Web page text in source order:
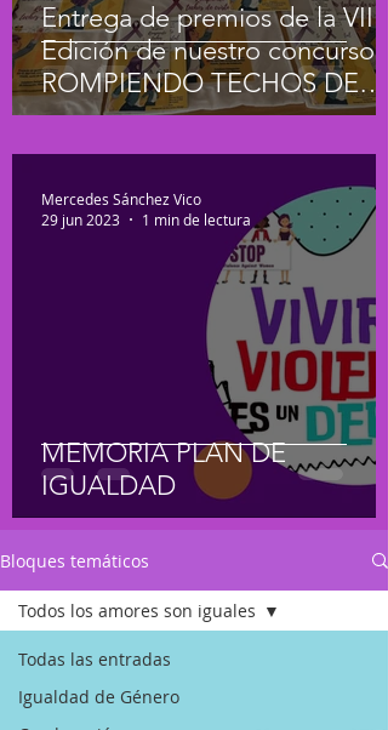
Entrega de premios de la VIII
Edición de nuestro concurso
ROMPIENDO TECHOS DE
CRISTAL
MEMORIA PLAN DE
IGUALDAD
Mercedes Sánchez Vico
29 jun 2023
1 min de lectura
Bloques temáticos
Todas las entradas
Igualdad de Género
Todos los amores son iguales